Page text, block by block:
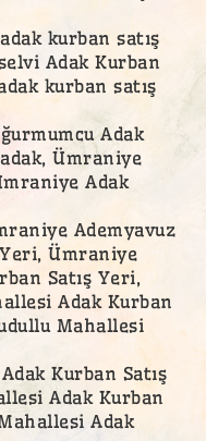
kurban satış
Adak Kurban
kurban satış
Adak
Ümraniye
Adak
Ademyavuz
Ümraniye
Satış Yeri,
Adak Kurban
Mahallesi
Kurban Satış
Adak Kurban
Adak